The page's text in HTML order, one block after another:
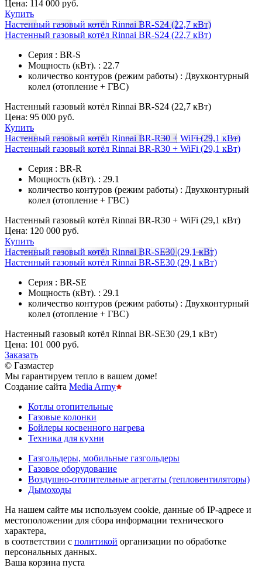
Цена: 114 000 руб.
Купить
Настенный газовый котёл Rinnai BR-S24 (22,7 кВт)
Настенный газовый котёл Rinnai BR-S24 (22,7 кВт)
Серия : BR-S
Мощность (кВт). : 22.7
количество контуров (режим работы) : Двухконтурный
колел (отопление + ГВС)
Настенный газовый котёл Rinnai BR-S24 (22,7 кВт)
Цена: 95 000 руб.
Купить
Настенный газовый котёл Rinnai BR-R30 + WiFi (29,1 кВт)
Настенный газовый котёл Rinnai BR-R30 + WiFi (29,1 кВт)
Серия : BR-R
Мощность (кВт). : 29.1
количество контуров (режим работы) : Двухконтурный
колел (отопление + ГВС)
Настенный газовый котёл Rinnai BR-R30 + WiFi (29,1 кВт)
Цена: 120 000 руб.
Купить
Настенный газовый котёл Rinnai BR-SE30 (29,1 кВт)
Настенный газовый котёл Rinnai BR-SE30 (29,1 кВт)
Серия : BR-SE
Мощность (кВт). : 29.1
количество контуров (режим работы) : Двухконтурный
колел (отопление + ГВС)
Настенный газовый котёл Rinnai BR-SE30 (29,1 кВт)
Цена: 101 000 руб.
Заказать
© Газмастер
Мы гарантируем тепло в вашем доме!
Создание сайта Media Army
Котлы отопительные
Газовые колонки
Бойлеры косвенного нагрева
Техника для кухни
Газгольдеры, мобильные газгольдеры
Газовое оборудование
Воздушно-отопительные агрегаты (тепловентиляторы)
Дымоходы
На нашем сайте мы используем cookie, данные об IP-адресе и
местоположении для сбора информации технического
характера,
в соответствии с политикой организации по обработке
персональных данных.
Ваша корзина пуста